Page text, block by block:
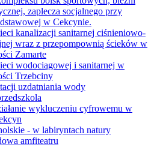
zaplecza socjalnego przy
w Cekcynie.
kanalizacji sanitarnej ciśnieniowo-
wraz z przepompownią ścieków w
Zamarte
wodociągowej i sanitarnej w
Trzebciny
uzdatniania wody
wykluczeniu cyfrowemu w
- w labiryntach natury
amfiteatru